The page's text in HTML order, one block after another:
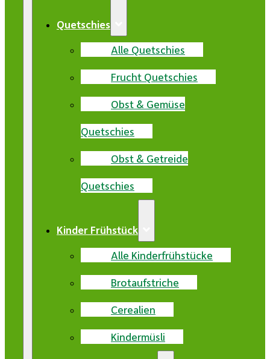
Quetschies
Alle Quetschies
Frucht Quetschies
Obst & Gemüse
Quetschies
Obst & Getreide
Quetschies
Kinder Frühstück
Alle Kinderfrühstücke
Brotaufstriche
Cerealien
Kindermüsli